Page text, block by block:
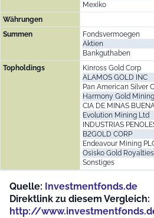
Mexiko
Währungen
Summen
Fondsvermoegen
Aktien
Bankguthaben
Topholdings
Kinross Gold Corp
ALAMOS GOLD INC
Pan American Silver
Harmony Gold
CIA DE MINAS
Evolution Mining Ltd
INDUSTRIAS
B2GOLD CORP
Endeavour Mining
Osisko Gold
Sonstiges
Quelle: Investmentfonds.de
Direktlink zu diesem Vergleich:
http://